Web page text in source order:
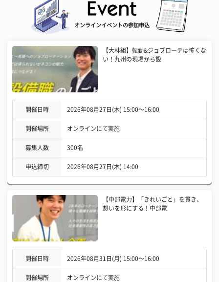
オンラインイベントの参加申込
【大林組】転勤&ジョブローテは怖くな
い！九州の現場から設
開催日時 2026年08月27日(木) 15:00〜16:00
開催場所 オンラインにて実施
募集人数 300名
申込締切 2026年08月27日(木) 14:00
【中部電力】「きれいごと」を貫き、
想いを形にする！中部電
開催日時 2026年08月31日(月) 15:00〜16:00
開催場所 オンラインにて実施